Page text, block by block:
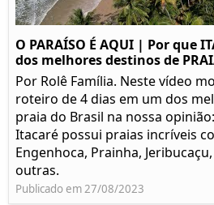
O PARAÍSO É AQUI | Por que
dos melhores destinos de
Por Rolê Família. Neste vídeo
roteiro de 4 dias em um dos
praia do Brasil na nossa
Itacaré possui praias incríveis
Engenhoca, Prainha,
outras.
Publicado em 27/08/2023